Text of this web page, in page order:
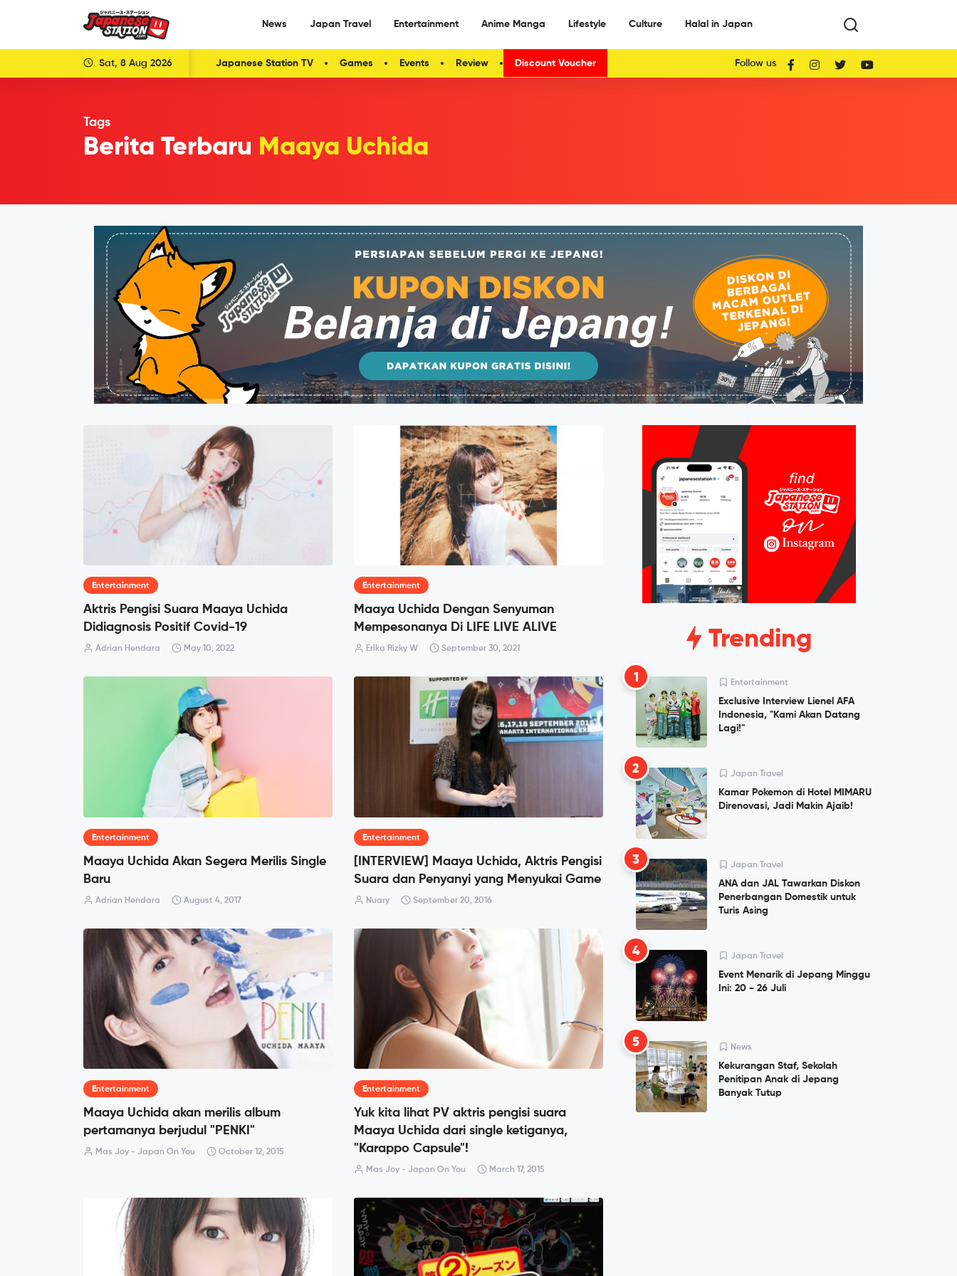
News Japan Travel Entertainment Anime Manga Lifestyle Culture Halal in Japan
Sat, 8 Aug 2026 Japanese Station TV Games Events Review Discount Voucher Follow us
Tags
Berita Terbaru Maaya Uchida
Entertainment
Aktris Pengisi Suara Maaya Uchida
Didiagnosis Positif Covid-19
Adrian Hendara May 10, 2022
Entertainment
Maaya Uchida Dengan Senyuman
Mempesonanya Di LIFE LIVE ALIVE
Erika Rizky W September 30, 2021
Entertainment
Maaya Uchida Akan Segera Merilis Single
Baru
Adrian Hendara August 4, 2017
Entertainment
[INTERVIEW] Maaya Uchida, Aktris Pengisi
Suara dan Penyanyi yang Menyukai Game
Nuary September 20, 2016
Entertainment
Maaya Uchida akan merilis album
pertamanya berjudul "PENKI"
Mas Joy - Japan On You October 12, 2015
Entertainment
Yuk kita lihat PV aktris pengisi suara
Maaya Uchida dari single ketiganya,
"Karappo Capsule"!
Mas Joy - Japan On You March 17, 2015
Trending
1 Entertainment
Exclusive Interview Lienel AFA
Indonesia, "Kami Akan Datang
Lagi!"
2 Japan Travel
Kamar Pokemon di Hotel MIMARU
Direnovasi, Jadi Makin Ajaib!
3 Japan Travel
ANA dan JAL Tawarkan Diskon
Penerbangan Domestik untuk
Turis Asing
4 Japan Travel
Event Menarik di Jepang Minggu
Ini: 20 - 26 Juli
5 News
Kekurangan Staf, Sekolah
Penitipan Anak di Jepang
Banyak Tutup